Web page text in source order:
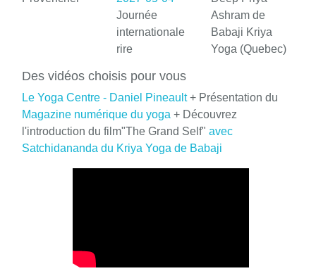
Journée
internationale
rire
Ashram de
Babaji Kriya
Yoga (Quebec)
Des vidéos choisis pour vous
Le Yoga Centre - Daniel Pineault+ Présentation du
Magazine numérique du yoga + Découvrez
l'introduction du film"The Grand Self" avec
Satchidananda du Kriya Yoga de Babaji